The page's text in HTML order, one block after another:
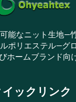
能なニット生地—
ポリエステル—グ
ホームブランド向
イックリンク